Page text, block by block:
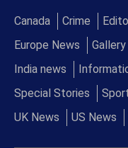
Canada Crime
Europe News
Gallery
India news
Special Stories
UK News
US News